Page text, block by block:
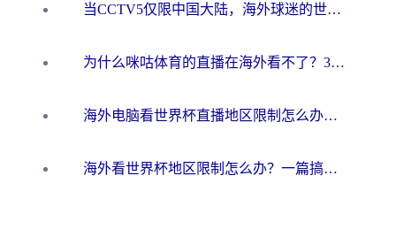
当CCTV5仅限中国大陆，海外球迷的世界杯狂欢如何继续？
为什么咪咕体育的直播在海外看不了？3步解决海外看世界杯+抖音地区限制难题
海外电脑看世界杯直播地区限制怎么办？你需要一个聪明的加速器
海外看世界杯地区限制怎么办？一篇搞定咪咕视频播放+国内资源无缝访问指南